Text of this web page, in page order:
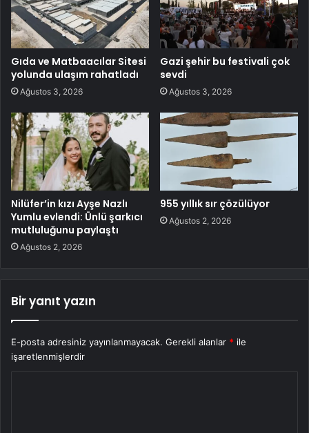
Gıda ve Matbaacılar Sitesi
yolunda ulaşım rahatladı
Ağustos 3, 2026
Gazi şehir bu festivali çok
sevdi
Ağustos 3, 2026
Nilüfer’in kızı Ayşe Nazlı
Yumlu evlendi: Ünlü şarkıcı
mutluluğunu paylaştı
Ağustos 2, 2026
955 yıllık sır çözülüyor
Ağustos 2, 2026
Bir yanıt yazın
E-posta adresiniz yayınlanmayacak. Gerekli alanlar * ile
işaretlenmişlerdir